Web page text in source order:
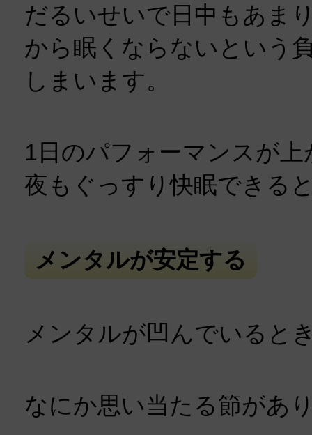
だるいせいで日中もあま
から眠くならないという
しまいます。
1日のパフォーマンスが
夜もぐっすり快眠できる
メンタルが安定する
メンタルが凹んでいると
なにか思い当たる節があ